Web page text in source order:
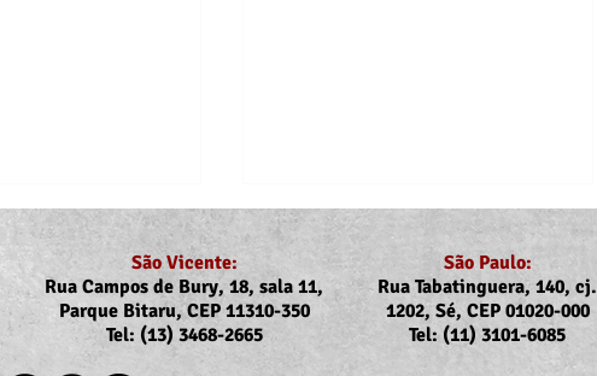
São Vicente:
Rua Campos de Bury, 18, sala 11,
Parque Bitaru, CEP 11310-350
Tel: (13) 3468-2665
São Paulo:
Rua Tabatinguera, 140, cj.
1202, Sé, CEP 01020-000
Tel: (11) 3101-6085